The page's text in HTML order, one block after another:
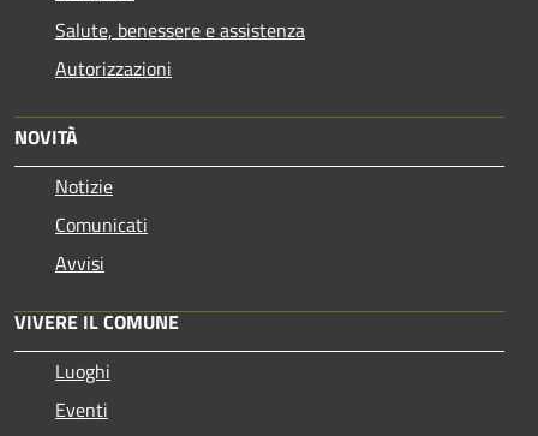
Salute, benessere e assistenza
Autorizzazioni
NOVITÀ
Notizie
Comunicati
Avvisi
VIVERE IL COMUNE
Luoghi
Eventi